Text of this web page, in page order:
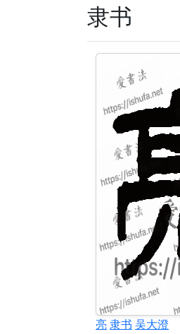
隶书
亮隶书 吴大澄